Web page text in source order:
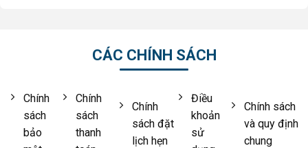
CÁC CHÍNH SÁCH
Chính
sách
bảo
Chính
sách
thanh
Chính
sách đặt
lịch hẹn
Điều
khoản
sử
Chính sách
và quy định
chung